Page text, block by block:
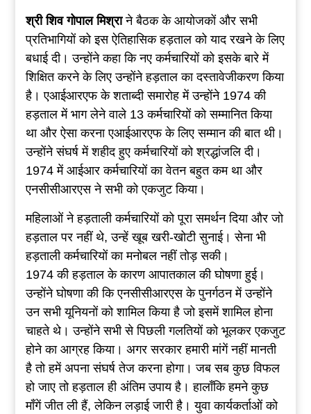
श्री शिव गोपाल मिश्राने बैठक के आयोजकों और सभी
प्रतिभागियों को इस ऐतिहासिक हड़ताल को याद रखने के लिए
बधाई दी। उन्होंने कहा कि नए कर्मचारियों को इसके बारे में
शिक्षित करने के लिए उन्होंने हड़ताल का दस्तावेजीकरण किया
है। एआईआरएफ के शताब्दी समारोह में उन्होंने 1974 की
हड़ताल में भाग लेने वाले 13 कर्मचारियों को सम्मानित किया
था और ऐसा करना एआईआरएफ के लिए सम्मान की बात थी।
उन्होंने संघर्ष में शहीद हुए कर्मचारियों को श्रद्धांजलि दी।
1974 में आईआर कर्मचारियों का वेतन बहुत कम था और
एनसीसीआरएस ने सभी को एकजुट किया।
महिलाओं ने हड़ताली कर्मचारियों को पूरा समर्थन दिया और जो
हड़ताल पर नहीं थे, उन्हें खूब खरी-खोटी सुनाई। सेना भी
हड़ताली कर्मचारियों का मनोबल नहीं तोड़ सकी।
1974 की हड़ताल के कारण आपातकाल की घोषणा हुई।
उन्होंने घोषणा की कि एनसीसीआरएस के पुनर्गठन में उन्होंने
उन सभी यूनियनों को शामिल किया है जो इसमें शामिल होना
चाहते थे। उन्होंने सभी से पिछली गलतियों को भूलकर एकजुट
होने का आग्रह किया। अगर सरकार हमारी मांगें नहीं मानती
है तो हमें अपना संघर्ष तेज करना होगा। जब सब कुछ विफल
हो जाए तो हड़ताल ही अंतिम उपाय है। हालाँकि हमने कुछ
माँगें जीत ली हैं, लेकिन लड़ाई जारी है। युवा कार्यकर्ताओं को